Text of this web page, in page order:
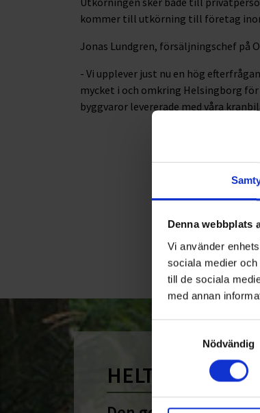
Denna webbplats
Vi använder
sociala medier
till de sociala
med annan
Nödvändig
kommer till utkörning till företag
Jonas Lundgren, försäljningschef på
- Vi upplever just nu en hög
mycket i och omkring Helsingborg
byggvaror levererade med våra
HELT ENKELT